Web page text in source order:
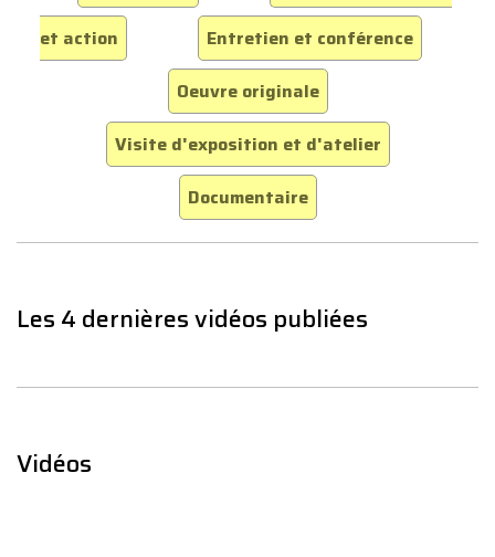
et action
Entretien et conférence
Oeuvre originale
Visite d'exposition et d'atelier
Documentaire
Les 4 dernières vidéos publiées
Vidéos